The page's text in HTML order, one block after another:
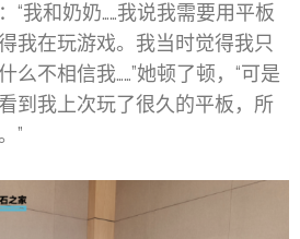
“我和奶奶……我说我需要用平板
我在玩游戏。我当时觉得我只
么不相信我……”她顿了顿，“可是
到我上次玩了很久的平板，所
”